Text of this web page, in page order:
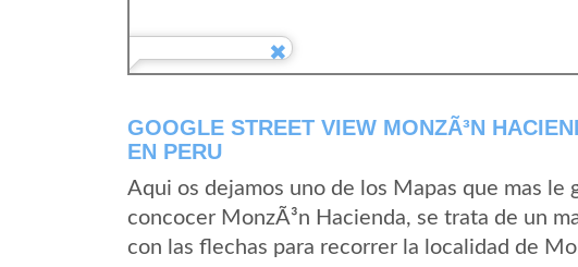
GOOGLE STREET VIEW MONZÃ³N
EN PERU
Aqui os dejamos uno de los Mapas que mas le
concocer MonzÃ³n Hacienda, se trata de un
con las flechas para recorrer la localidad de